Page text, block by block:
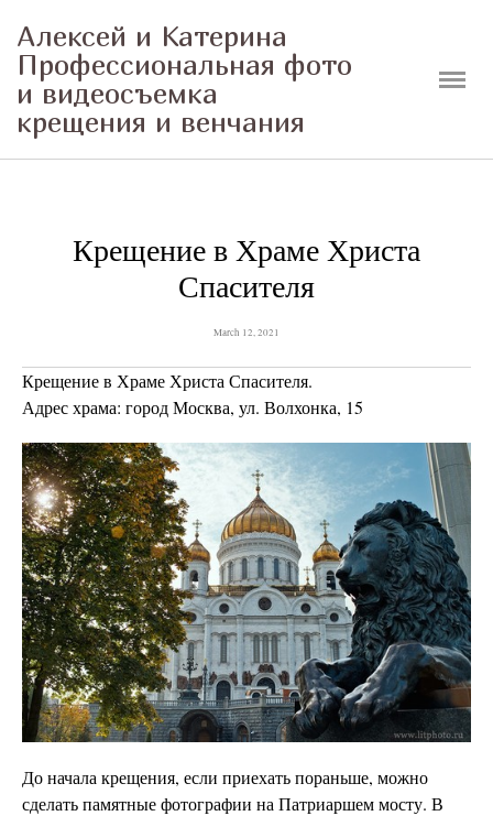
Главная
Фотограф на крещение в Москве
Услуги
Отзывы
Обучение
Алексей и Катерина
Профессиональная фото
и видеосъемка
крещения и венчания
Крещение в Храме Христа
Спасителя
March 12, 2021
Крещение в Храме Христа Спасителя.
Адрес храма: город Москва, ул. Волхонка, 15
До начала крещения, если приехать пораньше, можно
сделать памятные фотографии на Патриаршем мосту. В